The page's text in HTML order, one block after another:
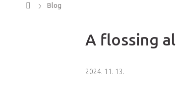
Kezdőlap
Blog
A flossing
2024. 11. 13.